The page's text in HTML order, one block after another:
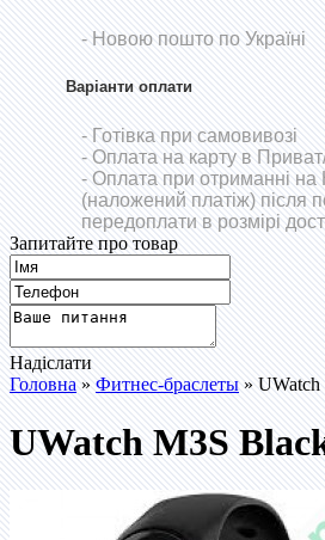
- Новою пошто по Україні
Варіанти оплати
- Готівка при самовивозі
- Оплата на карту в
- Оплата при отриманні на
(наложений платіж) після
передоплати в розмірі
Запитайте про товар
Надіслати
Головна»Фитнес-браслеты» UWatch
UWatch M3S